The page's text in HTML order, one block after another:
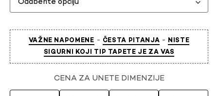
VAŽNE NAPOMENE - ČESTA PITANJA - NISTE
SIGURNI KOJI TIP TAPETE JE ZA VAS
CENA ZA UNETE DIMENZIJE